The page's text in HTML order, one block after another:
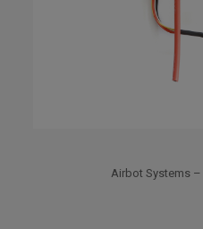
Airbot Systems –